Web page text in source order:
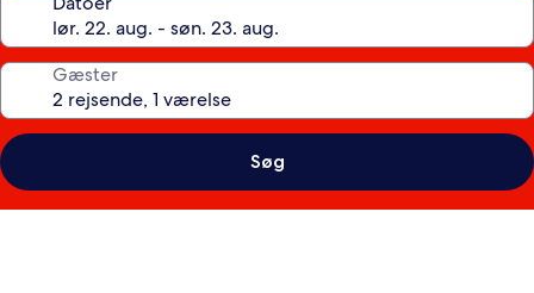
Gæster
Søg